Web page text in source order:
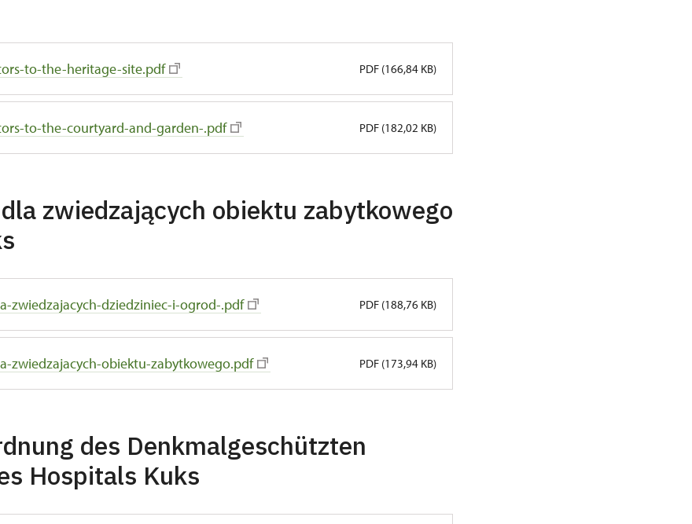
to-the-heritage-site.pdf PDF (166,84 KB)
to-the-courtyard-and-garden-.pdf PDF (182,02 KB)
zwiedzających obiektu zabytkowego
zwiedzajacych-dziedziniec-i-ogrod-.pdf PDF (188,76 KB)
zwiedzajacych-obiektu-zabytkowego.pdf PDF (173,94 KB)
des Denkmalgeschützten
Hospitals Kuks